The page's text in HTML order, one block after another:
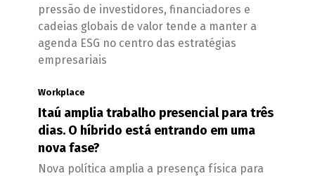
pressão de investidores, financiadores e
cadeias globais de valor tende a manter a
agenda ESG no centro das estratégias
empresariais
Workplace
Itaú amplia trabalho presencial para três
dias. O híbrido está entrando em uma
nova fase?
Nova política amplia a presença física para